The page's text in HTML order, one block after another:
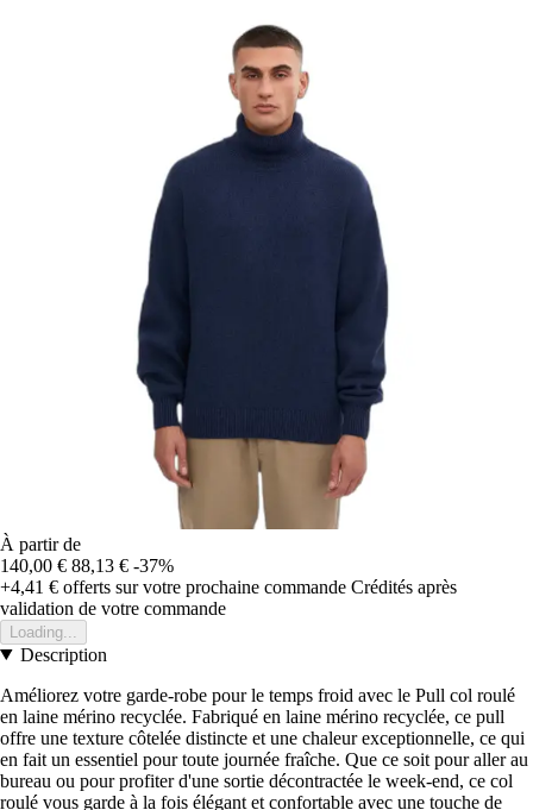
À partir de
140,00 € 88,13 € -37%
+4,41 € offerts sur votre prochaine commande Crédités après
validation de votre commande
Loading...
Description
Améliorez votre garde-robe pour le temps froid avec le Pull col roulé
en laine mérino recyclée. Fabriqué en laine mérino recyclée, ce pull
offre une texture côtelée distincte et une chaleur exceptionnelle, ce qui
en fait un essentiel pour toute journée fraîche. Que ce soit pour aller au
bureau ou pour profiter d'une sortie décontractée le week-end, ce col
roulé vous garde à la fois élégant et confortable avec une touche de